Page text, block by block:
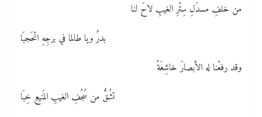
من خلفِ مسدَلِ سِتْرِ الغيبِ لاحَ لنا
بدرٌ ويا طالما في برجِهِ انْحَجبَا
وقد رفعْنا له الأبصارَ خاشِعَةً
تشُقُّ من سُجُفِ الغيبِ المَنيعِ خِبَا